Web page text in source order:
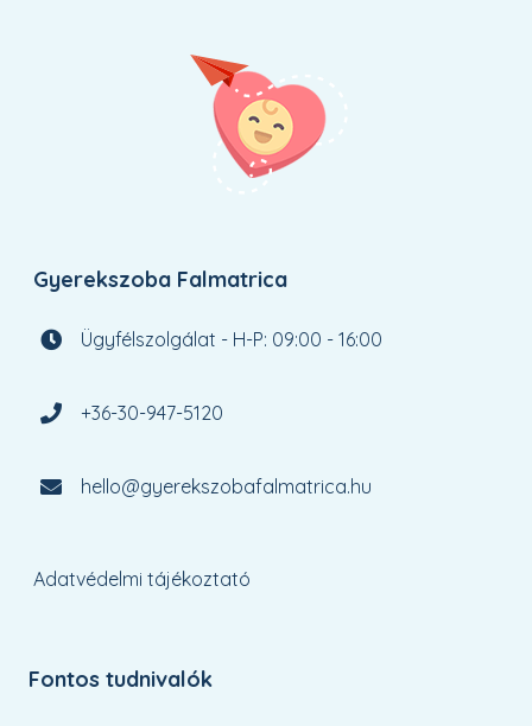
Gyerekszoba Falmatrica
Ügyfélszolgálat - H-P: 09:00 - 16:00
+36-30-947-5120
hello@gyerekszobafalmatrica.hu
Adatvédelmi tájékoztató
Fontos tudnivalók